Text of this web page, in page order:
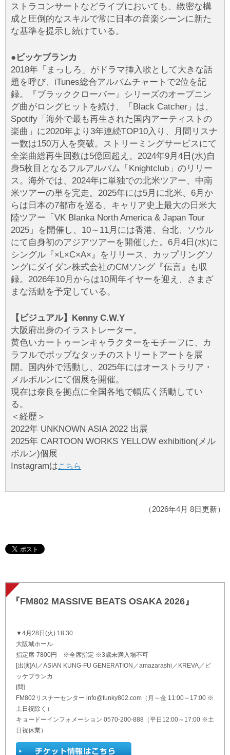
ストラコンサートなどライブにおいても、緻密な構
成と圧倒的なスキルで常に日本の音楽シーンに新た
な基準を提示し続けている。
●ビッケブランカ
2018年「まっしろ」がドラマ挿入歌として大きな話
題を呼び、iTunes総合アルバムチャートで2位を記
録。『ブラッククローバー』シリーズのオープニン
グ曲がロングヒットを続け、「Black Catcher」は、
Spotify「海外で最も再生された国内アーティストの
楽曲」に2020年より3年連続TOP10入り、月間リスナ
ー数は150万人を突破。ストリーミングサービスにて
全楽曲総再生回数は5億回超え。2024年9月4日(水)自
身5枚目となるフルアルバム「Knightclub」のリリー
ス。海外では、2024年に単独での北米ツアー、中南
米ツアーの単を完走。2025年には5月に北米、6月か
らは日本の7都市を巡る、キャリア史上最大の日米大
陸ツアー「VK Blanka North America & Japan Tour
2025」を開催し、10～11月には香港、台北、ソウル
にて自身初のアジアツアーを開催した。6月4日(水)に
シングル『×L×C×A×』をリリース、カップリングソ
ングにダイダン株式会社のCMソング『伝言』も収
録。2026年10月からは10周年イヤーを迎え、さまざ
まな活動を予定している。
【ビジュアル】Kenny C.W.Y
大阪府出身のイラストレーター。
黄色いカートゥーンキャラクターをモチーフに、カ
ラフルでポップなタッチのストリートアートを展
開。国内外で活動し、2025年にはオーストラリア・
メルボルンにて個展を開催。
現在は奈良を拠点に全国各地で幅広く活動してい
る。
＜経歴＞
2022年 UNKNOWN ASIA 2022 出展
2025年 CARTOON WORKS YELLOW exhibition(メル
ボルン)個展
Instagramはこちら
（2026年4月 8日更新）
『FM802 MASSIVE BEATS OSAKA 2026』
▼4月28日(火) 18:30
大阪城ホール
指定席-7800円 ※全席指定 ※3歳未満入場不可
[出演]AI／ASIAN KUNG-FU GENERATION／amazarashi／KREVA／ビ
ッケブランカ
[問]
FM802リスナーセンター info@funky802.com（月～金 11:00～17:00 ※
土日祝除く）
キョードーインフォメーション 0570-200-888（平日12:00～17:00 ※土
日祝休業）